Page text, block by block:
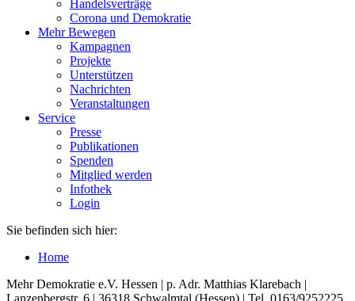
Handelsverträge
Corona und Demokratie
Mehr Bewegen
Kampagnen
Projekte
Unterstützen
Nachrichten
Veranstaltungen
Service
Presse
Publikationen
Spenden
Mitglied werden
Infothek
Login
Sie befinden sich hier:
Home
Mehr Demokratie e.V. Hessen | p. Adr. Matthias Klarebach |
Lanzenbergstr. 6 | 36318 Schwalmtal (Hessen) | Tel. 0163/9252225